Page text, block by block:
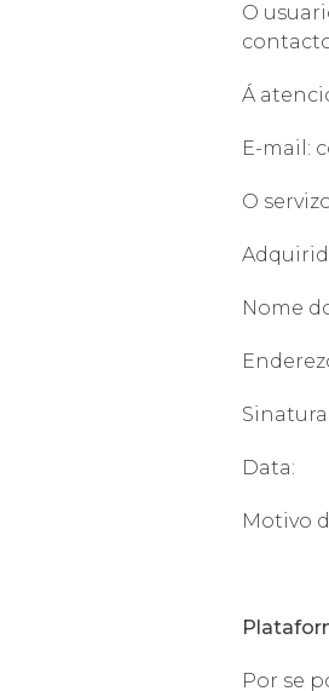
O
Á
E-mail:
O
Nome
Data:
Motivo
Por se